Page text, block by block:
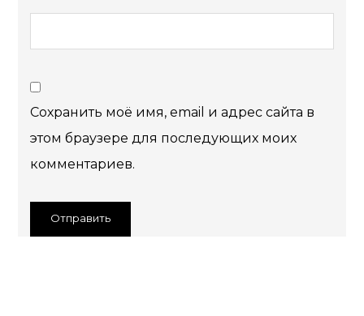
Сохранить моё имя, email и адрес сайта в
этом браузере для последующих моих
комментариев.